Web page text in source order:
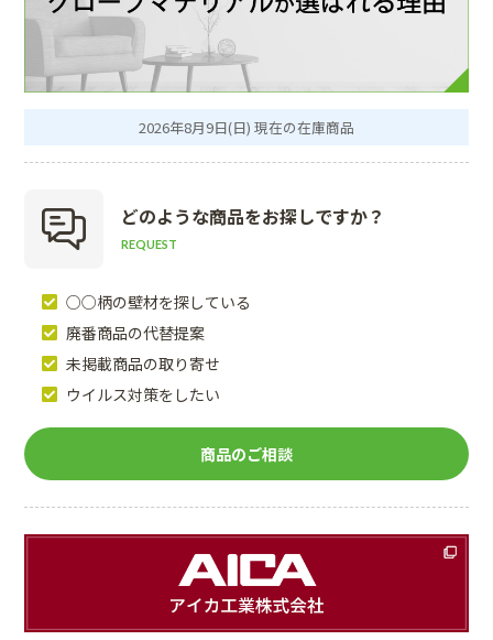
2026年8月9日(日) 現在の在庫商品
どのような商品をお探しですか？
REQUEST
○○柄の壁材を探している
廃番商品の代替提案
未掲載商品の取り寄せ
ウイルス対策をしたい
商品のご相談